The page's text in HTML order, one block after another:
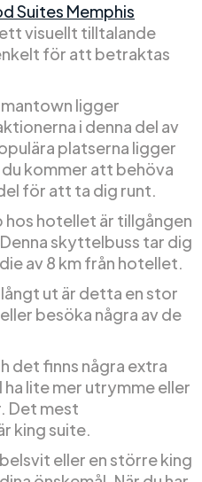
Suites Memphis
ett visuellt tilltalande
för att betraktas
ligger
i denna del av
platserna ligger
kommer att behöva
för att ta dig runt.
hos hotellet är tillgången
skyttelbuss tar dig
av 8 km från hotellet.
ut är detta en stor
besöka några av de
det finns några extra
lite mer utrymme eller
Det mest
king suite.
eller en större king